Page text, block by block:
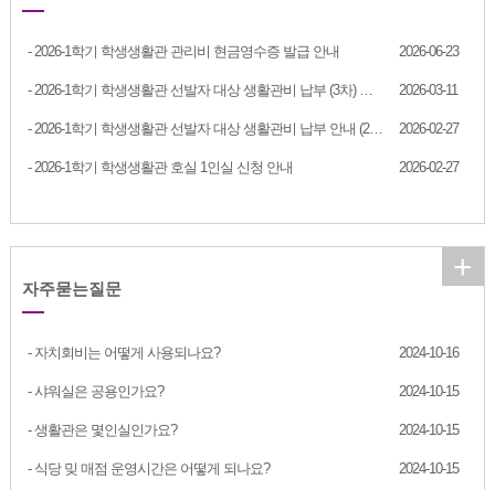
- 2026-1학기 학생생활관 관리비 현금영수증 발급 안내 2026-06-23
- 2026-1학기 학생생활관 선발자 대상 생활관비 납부 (3차) 안내 2026-03-11
- 2026-1학기 학생생활관 선발자 대상 생활관비 납부 안내 (2차) 2026-02-27
- 2026-1학기 학생생활관 호실 1인실 신청 안내 2026-02-27
+
자주묻는질문
- 자치회비는 어떻게 사용되나요? 2024-10-16
- 샤워실은 공용인가요? 2024-10-15
- 생활관은 몇인실인가요? 2024-10-15
- 식당 밎 매점 운영시간은 어떻게 되나요? 2024-10-15